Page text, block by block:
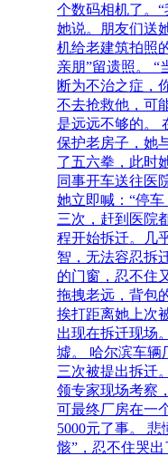
个数码相机了。
她说。朋友们送
机给老建筑拍照
亲朋”留遗照。 “
断为不治之症，
不去抢救他，可
是远远不够的。
保护老房子，她
了五六拳，此时
同事开车送往医
她立即喊：“停
三次，赶到医院
程开始拆迁。几
智，无法容忍拆
的门窗，忍不住
拖拽老远，背包
挨打距离她上次
出现在拆迁现场
墟。 哈尔滨车辆
三次被提出拆迁
领专家现场考察
可最终厂房在一
5000元了事。
骸”，忍不住哭